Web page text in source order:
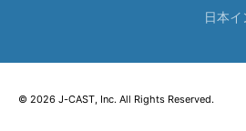
日本
© 2026 J-CAST, Inc. All Rights Reserved.